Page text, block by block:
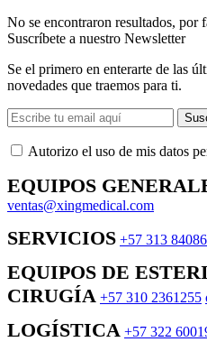
No se encontraron resultados, por
Suscríbete a nuestro Newsletter
Se el primero en enterarte de las
novedades que traemos para ti.
Autorizo ​​el uso de mis datos
EQUIPOS
ventas@xingmedical.com
SERVICIOS +57 313
EQUIPOS DE
CIRUGÍA +57 310 2361255
LOGÍSTICA +57 322